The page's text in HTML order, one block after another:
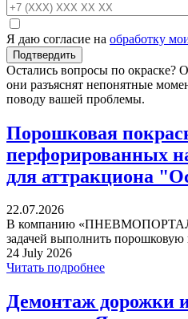
Я даю согласие на обработку
Остались вопросы по
они разъяснят непонятные
поводу вашей проблемы.
Порошковая
перфорированных
для аттракциона
22.07.2026
В компанию «ПНЕВМОПОРТАЛ»
задачей выполнить порошковую
24 July 2026
Читать подробнее
Демонтаж дорожки